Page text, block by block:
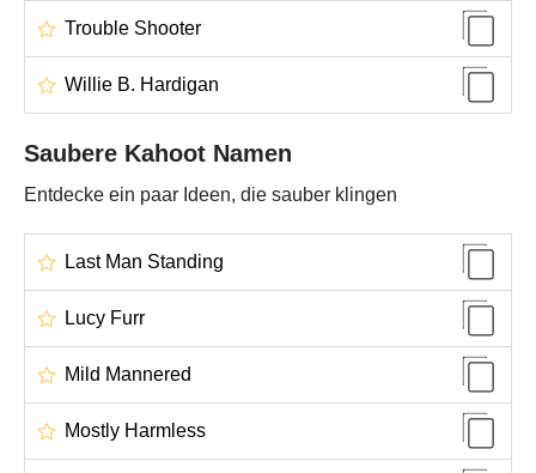
Trouble Shooter
Willie B. Hardigan
Saubere Kahoot Namen
Entdecke ein paar Ideen, die sauber klingen
Last Man Standing
Lucy Furr
Mild Mannered
Mostly Harmless